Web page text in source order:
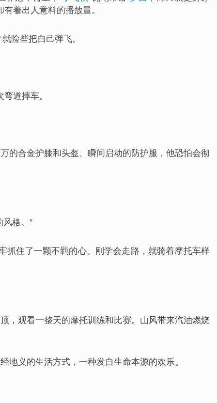
有着出人意料的播放量。
险些把自己弹飞。
道摔车。
的合金护膝和头盔、瞬间启动的防护服，他恐怕会彻
格。”
抓住了一颗不羁的心。刚学会走路，就骑着摩托车样
，观看一整天的摩托训练和比赛。山风带来汽油燃烧
义的生活方式，一种发自生命本源的欢乐。